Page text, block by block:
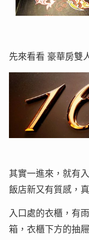
先來看看 豪華房雙
其實一進來，就有
飯店新又有質感，
入口處的衣櫃，有
箱，衣櫃下方的抽